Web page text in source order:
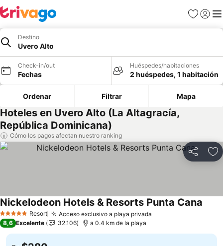
Favoritos
Iniciar
Destino
Uvero Alto
Check-in/out
Fechas
Huéspedes/habitaciones
2 huéspedes, 1 habitación
Ordenar Filtrar Mapa
Hoteles en Uvero Alto (La Altagracía,
República Dominicana)
Cómo los pagos afectan nuestro ranking
Compartir
5 Estrellas Resort Acceso exclusivo a playa privada
Nickelodeon Hotels & Resorts Punta Cana
8,6 Excelente 32.106 a 0.4 km de la playa